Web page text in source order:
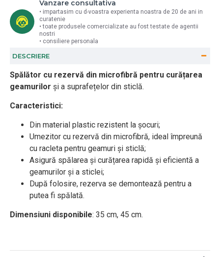
Vanzare consultativa
• impartasim cu d-voastra experienta noastra de 20 de ani in
curatenie
• toate produsele comercializate au fost testate de agentii
nostri
• consiliere personala
DESCRIERE
Spălător cu rezervă din microfibră pentru curățarea
geamurilor și a suprafețelor din sticlă.
Caracteristici:
Din material plastic rezistent la șocuri;
Umezitor cu rezervă din microfibră, ideal împreună
cu racleta pentru geamuri și sticlă;
Asigură spălarea și curățarea rapidă și eficientă a
geamurilor și a sticlei;
După folosire, rezerva se demontează pentru a
putea fi spălată.
Dimensiuni disponibile: 35 cm, 45 cm.